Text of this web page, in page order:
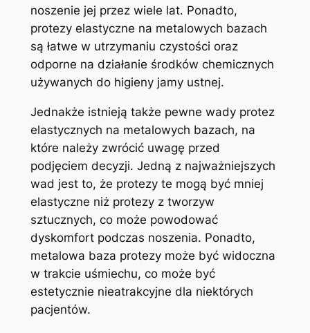
noszenie jej przez⁣ wiele lat. Ponadto,
protezy elastyczne na ⁤metalowych bazach
są łatwe w utrzymaniu czystości‍ oraz
odporne ‍na działanie⁢ środków chemicznych
używanych do higieny ⁣jamy⁤ ustnej.
Jednakże istnieją także pewne wady protez⁤
elastycznych na metalowych​ bazach, ‌na
które należy‌ zwrócić‌ uwagę przed⁣
podjęciem decyzji. Jedną z najważniejszych
wad jest to, że protezy te ⁢mogą być mniej
elastyczne niż protezy z ‌tworzyw
sztucznych, co może powodować
dyskomfort podczas noszenia. Ponadto,
metalowa‌ baza protezy może być widoczna ​
w trakcie uśmiechu, ​co może​ być
⁢estetycznie nieatrakcyjne dla⁣ niektórych
pacjentów.